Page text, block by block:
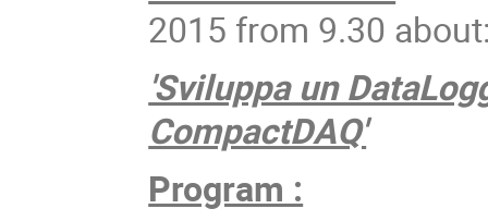
2015 from 9.30
'Sviluppa un
CompactDAQ'
Program :